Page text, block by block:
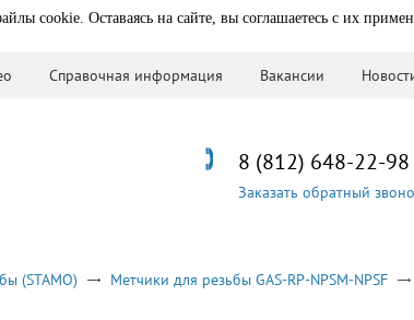
cookie. Оставаясь на сайте, вы соглашаетесь с их
Справочная информация Вакансии
8 (812) 648-22-98
Заказать обратный
(STAMO) Метчики для резьбы GAS-RP-NPSM-NPSF